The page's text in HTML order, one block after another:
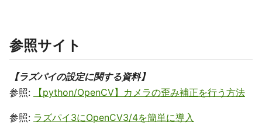
参照サイト
【ラズパイの設定に関する資料】
参照:
【python/OpenCV】カメラの歪み補正を行う方法
参照: ラズパイ3にOpenCV3/4を簡単に導入